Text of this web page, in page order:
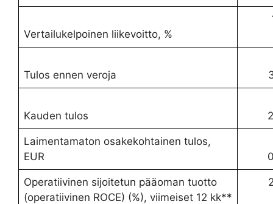
Vertailukelpoinen liikevoitto, %
Tulos ennen veroja
Kauden tulos
Laimentamaton osakekohtainen tulos,
EUR
Operatiivinen sijoitetun pääoman tuotto
(operatiivinen ROCE) (%), viimeiset 12 kk**